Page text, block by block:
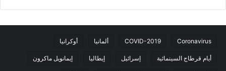
Coronavirus
COVID-2019 ألمانيا أوكرانيا
أيام قرطاج السينمائية إسرائيل إيطاليا إيمانويل ماكرون